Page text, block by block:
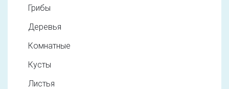
Грибы
Деревья
Комнатные
Кусты
Листья